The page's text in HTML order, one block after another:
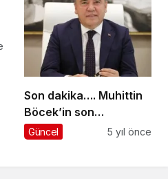
Son dakika…. Muhittin
Böcek’in son
kontrolünde test
Güncel 5 yıl önce